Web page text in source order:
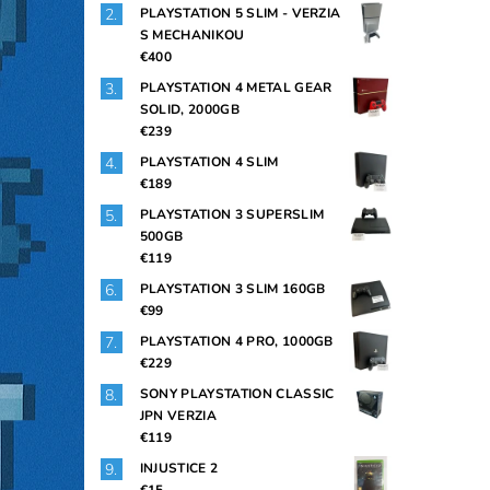
PLAYSTATION 5 SLIM - VERZIA
S MECHANIKOU
€400
PLAYSTATION 4 METAL GEAR
SOLID, 2000GB
€239
PLAYSTATION 4 SLIM
€189
PLAYSTATION 3 SUPERSLIM
500GB
€119
PLAYSTATION 3 SLIM 160GB
€99
PLAYSTATION 4 PRO, 1000GB
€229
SONY PLAYSTATION CLASSIC
JPN VERZIA
€119
INJUSTICE 2